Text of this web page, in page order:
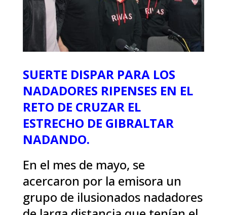
SUERTE DISPAR PARA LOS
NADADORES RIPENSES EN EL
RETO DE CRUZAR EL
ESTRECHO DE GIBRALTAR
NADANDO.
En el mes de mayo, se
acercaron por la emisora un
grupo de ilusionados nadadores